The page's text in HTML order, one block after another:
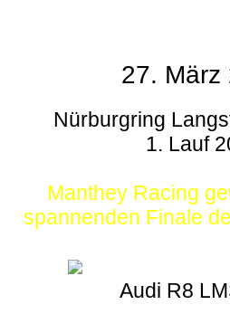
27. März
Nürburgring
1. Lauf
Manthey Racing
spannenden Finale
Audi R8